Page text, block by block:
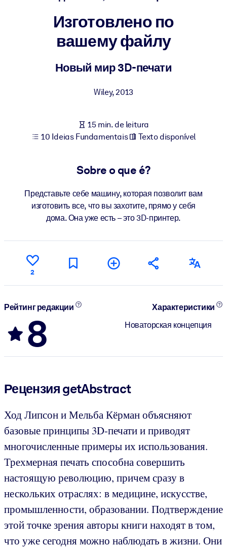
Para LMS/LXP
Leve conhecimento verificado e conciso para seu LMS/LXP para
resultados de aprendizagem mais sólidos.
Para bibliotecas corporativas
negócios confiável e pronto para uso.
Para sistemas de IA
estruturado para melhorar os resultados.
Изготовлено по
вашему файлу
Новый мир 3D-печати
Wiley,2013
15 min. de leitura
10 Ideias Fundamentais
Texto disponível
Sobre o que é?
Представьте себе машину, которая позволит вам
изготовить все, что вы захотите, прямо у себя
дома. Она уже есть – это 3D-принтер.
2
Рейтинг редакции
8
Характеристики
Новаторская концепция
Рецензия getAbstract
Ход Липсон и Мельба Кёрман объясняют
базовые принципы 3D-печати и приводят
многочисленные примеры их использования.
Трехмерная печать способна совершить
настоящую революцию, причем сразу в
нескольких отраслях: в медицине, искусстве,
промышленности, образовании. Подтверждение
этой точке зрения авторы книги находят в том,
что уже сегодня можно наблюдать в жизни. Они